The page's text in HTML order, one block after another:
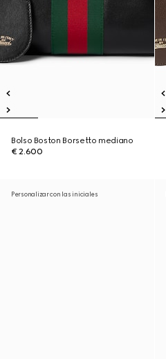
Bolso Boston Borsetto mediano
€ 2.600
Personalizar con las iniciales